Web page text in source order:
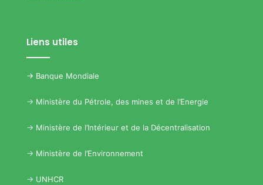
Liens utiles
-> Banque Mondiale
-> Ministère du Pétrole, des mines et de l’Energie
-> Ministère de l’Intérieur et de la Décentralisation
-> Ministère de l’Environnement
-> UNHCR